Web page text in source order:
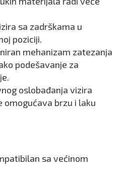
sa zadrškama u
poziciji.
mehanizam zatezanja
podešavanje za
oslobađanja vizira
omogućava brzu i laku
sa većinom